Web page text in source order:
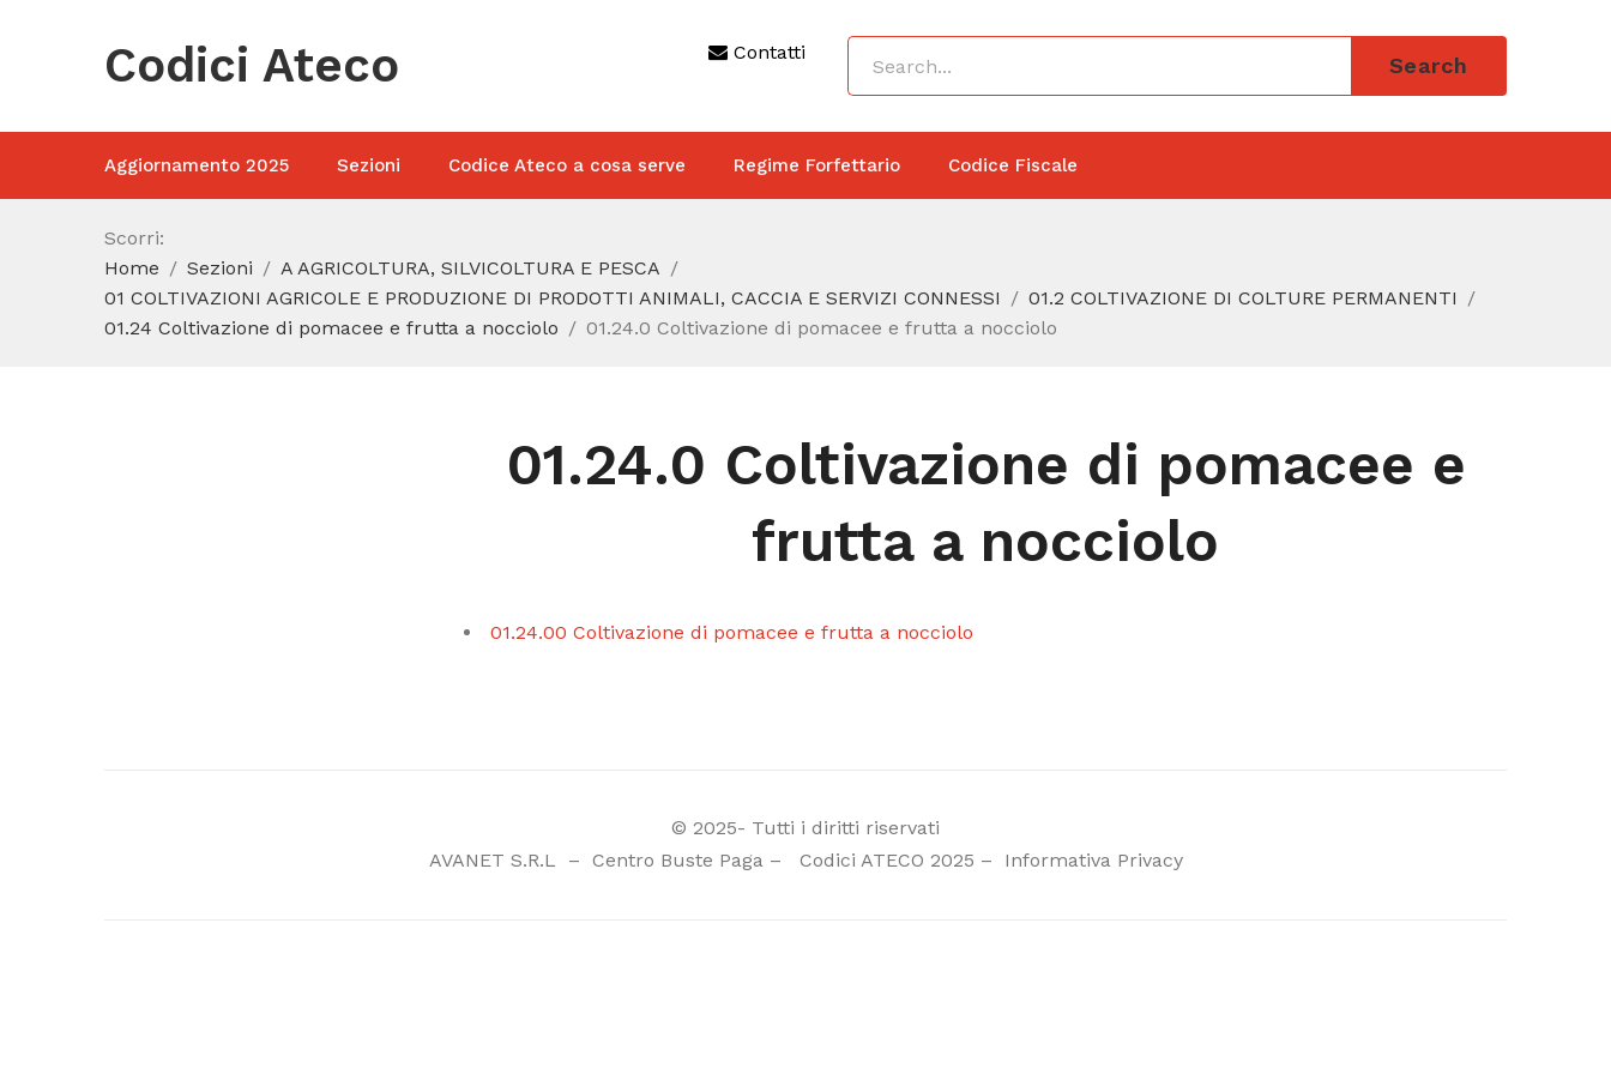
Codici Ateco Contatti
Search
Aggiornamento 2025 Sezioni Codice Ateco a cosa serve Regime Forfettario Codice Fiscale
Scorri:
Home
Sezioni
A AGRICOLTURA, SILVICOLTURA E PESCA
01 COLTIVAZIONI AGRICOLE E PRODUZIONE DI PRODOTTI ANIMALI, CACCIA E SERVIZI CONNESSI
01.2 COLTIVAZIONE DI COLTURE PERMANENTI
01.24 Coltivazione di pomacee e frutta a nocciolo
01.24.0 Coltivazione di pomacee e frutta a nocciolo
01.24.0 Coltivazione di pomacee e
frutta a nocciolo
01.24.00 Coltivazione di pomacee e frutta a nocciolo
© 2025- Tutti i diritti riservati
AVANET S.R.L
– Centro Buste Paga– Codici ATECO 2025 – Informativa Privacy